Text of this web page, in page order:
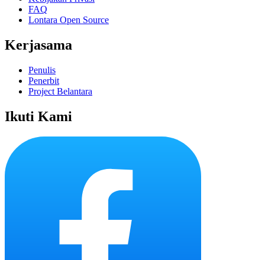
FAQ
Lontara Open Source
Kerjasama
Penulis
Penerbit
Project Belantara
Ikuti Kami